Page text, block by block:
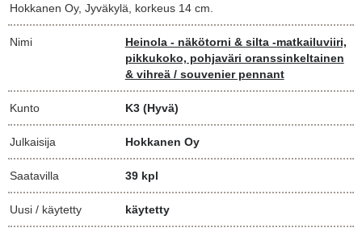
Hokkanen Oy, Jyväkylä, korkeus 14 cm.
Nimi
Heinola - näkötorni & silta -matkailuviiri,
pikkukoko, pohjaväri oranssinkeltainen
& vihreä / souvenier pennant
Kunto K3 (Hyvä)
Julkaisija Hokkanen Oy
Saatavilla 39 kpl
Uusi / käytetty käytetty